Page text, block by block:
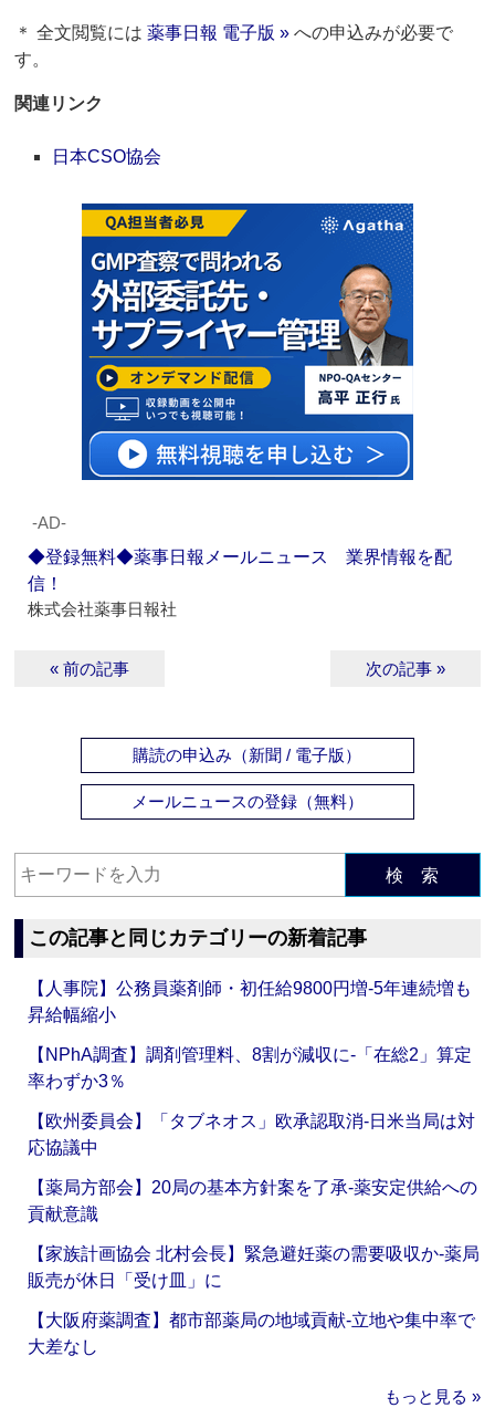
＊ 全文閲覧には薬事日報 電子版 » への申込みが必要で
す。
関連リンク
日本CSO協会
‐AD‐
◆登録無料◆薬事日報メールニュース 業界情報を配
信！
株式会社薬事日報社
« 前の記事 次の記事 »
購読の申込み（新聞 / 電子版）
メールニュースの登録（無料）
検 索
この記事と同じカテゴリーの新着記事
【人事院】公務員薬剤師・初任給9800円増‐5年連続増も
昇給幅縮小
【NPhA調査】調剤管理料、8割が減収に‐「在総2」算定
率わずか3％
【欧州委員会】「タブネオス」欧承認取消‐日米当局は対
応協議中
【薬局方部会】20局の基本方針案を了承‐薬安定供給への
貢献意識
【家族計画協会 北村会長】緊急避妊薬の需要吸収か‐薬局
販売が休日「受け皿」に
【大阪府薬調査】都市部薬局の地域貢献‐立地や集中率で
大差なし
もっと見る »